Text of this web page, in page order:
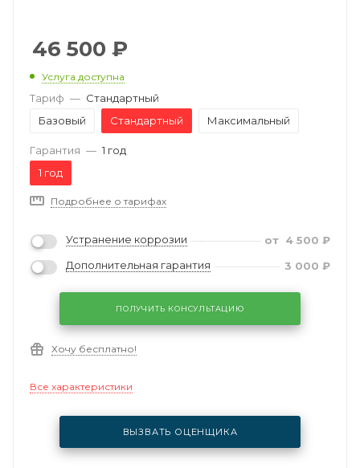
46 500 ₽
Услуга доступна
Тариф — Стандартный
Базовый
Стандартный Максимальный
Гарантия — 1 год
1 год
Подробнее о тарифах
Устранение коррозии от 4 500 ₽
Дополнительная гарантия
3 000 ₽
ПОЛУЧИТЬ КОНСУЛЬТАЦИЮ
Хочу бесплатно!
Все характеристики
ВЫЗВАТЬ ОЦЕНЩИКА